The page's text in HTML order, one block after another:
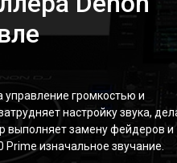
громкостью и
настройку звука,
выполняет замену фейдеров и
изначальное звучание.